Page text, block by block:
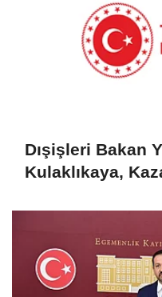
Dışişleri Bakan
Kulaklıkaya,